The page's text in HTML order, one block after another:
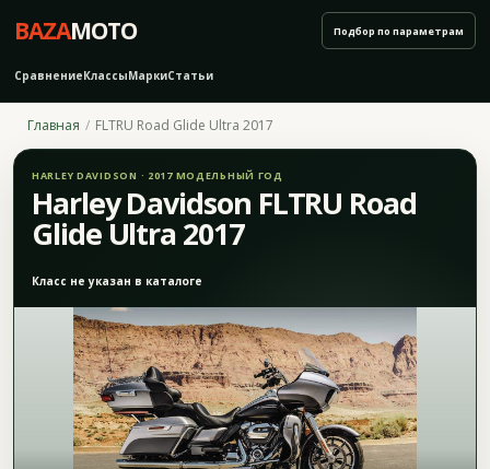
BAZAMOTO
СравнениеКлассыМаркиСтатьи
Подбор по параметрам
Главная FLTRU Road Glide Ultra 2017
HARLEY DAVIDSON · 2017 МОДЕЛЬНЫЙ ГОД
Harley Davidson FLTRU Road
Glide Ultra 2017
Класс не указан в каталоге